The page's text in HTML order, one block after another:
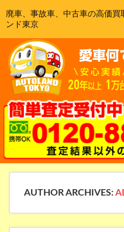
廃車、事故車、中古車の高価買
ンド東京
AUTHOR ARCHIVES: